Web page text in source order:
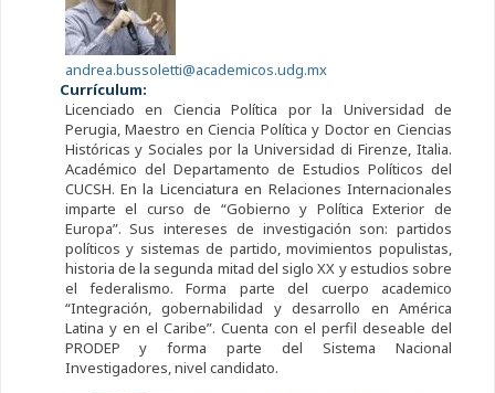
andrea.bussoletti@academicos.udg.mx
Currículum:
Licenciado en Ciencia Política por la Universidad de
Perugia, Maestro en Ciencia Política y Doctor en Ciencias
Históricas y Sociales por la Universidad di Firenze, Italia.
Académico del Departamento de Estudios Políticos del
CUCSH. En la Licenciatura en Relaciones Internacionales
imparte el curso de “Gobierno y Política Exterior de
Europa”. Sus intereses de investigación son: partidos
políticos y sistemas de partido, movimientos populistas,
historia de la segunda mitad del siglo XX y estudios sobre
el federalismo. Forma parte del cuerpo academico
“Integración, gobernabilidad y desarrollo en América
Latina y en el Caribe”. Cuenta con el perfil deseable del
PRODEP y forma parte del Sistema Nacional
Investigadores, nivel candidato.